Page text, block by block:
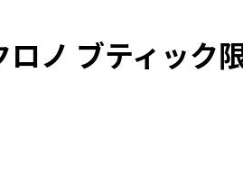
ロノ ブティッ